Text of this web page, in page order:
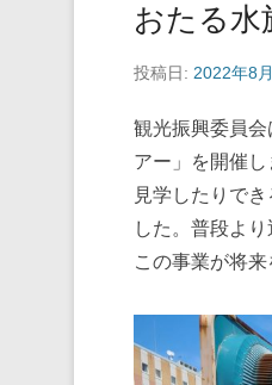
おたる水
投稿日: 2022年8
観光振興委員
アー」を開催
見学したりで
した。普段よ
この事業が将